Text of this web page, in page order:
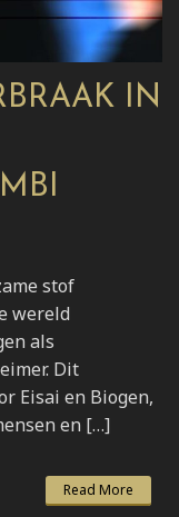
IN
stof
wereld
als
Dit
Eisai en Biogen,
en […]
Read More